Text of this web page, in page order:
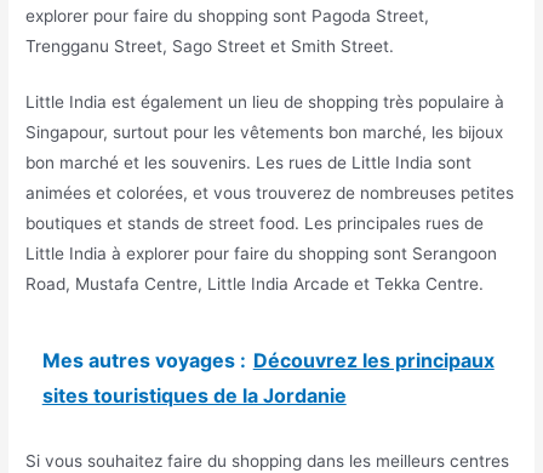
explorer pour faire du shopping sont Pagoda Street,
Trengganu Street, Sago Street et Smith Street.
Little India est également un lieu de shopping très populaire à
Singapour, surtout pour les vêtements bon marché, les bijoux
bon marché et les souvenirs. Les rues de Little India sont
animées et colorées, et vous trouverez de nombreuses petites
boutiques et stands de street food. Les principales rues de
Little India à explorer pour faire du shopping sont Serangoon
Road, Mustafa Centre, Little India Arcade et Tekka Centre.
Mes autres voyages : Découvrez les principaux
sites touristiques de la Jordanie
Si vous souhaitez faire du shopping dans les meilleurs centres